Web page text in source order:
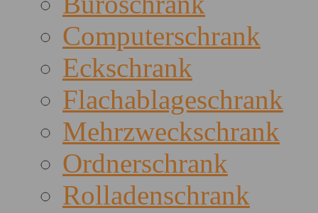
Computerschrank
Eckschrank
Flachablageschrank
Mehrzweckschrank
Ordnerschrank
Rolladenschrank